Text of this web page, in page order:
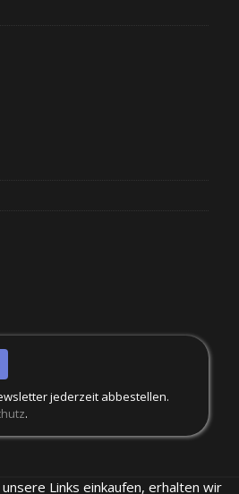
jederzeit abbestellen.
.
Links einkaufen, erhalten wir